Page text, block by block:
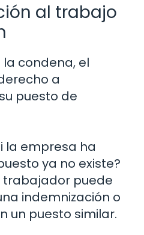
al trabajo
condena, el
a
puesto de
la empresa ha
ya no existe?
trabajador puede
indemnización o
un puesto similar.